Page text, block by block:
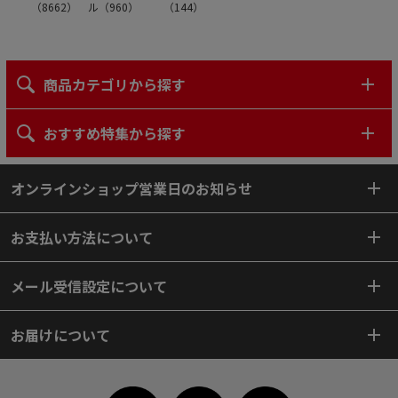
（8662）
ル（960）
（144）
商品カテゴリから探す
おすすめ特集から探す
オンラインショップ営業日のお知らせ
お支払い方法について
メール受信設定について
お届けについて